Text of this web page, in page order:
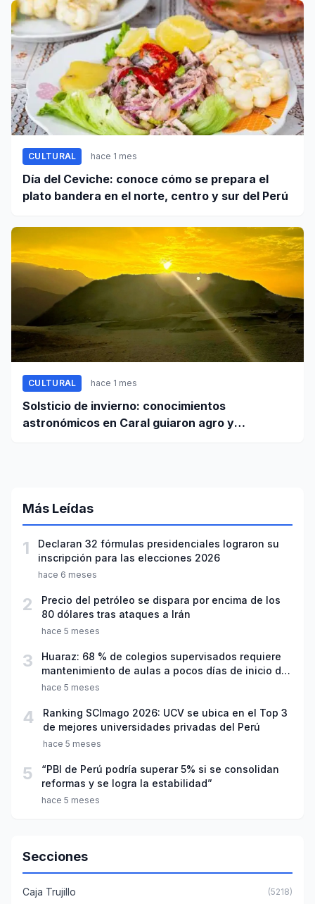
CULTURAL hace 1 mes
Día del Ceviche: conoce cómo se prepara el
plato bandera en el norte, centro y sur del Perú
CULTURAL hace 1 mes
Solsticio de invierno: conocimientos
astronómicos en Caral guiaron agro y
Más Leídas
1
Declaran 32 fórmulas presidenciales lograron su
inscripción para las elecciones 2026
hace 6 meses
2
Precio del petróleo se dispara por encima de los
80 dólares tras ataques a Irán
hace 5 meses
3
Huaraz: 68 % de colegios supervisados requiere
mantenimiento de aulas a pocos días de inicio del
año escolar 2026
hace 5 meses
4
Ranking SCImago 2026: UCV se ubica en el Top 3
de mejores universidades privadas del Perú
hace 5 meses
5
“PBI de Perú podría superar 5% si se consolidan
reformas y se logra la estabilidad”
hace 5 meses
Secciones
Caja Trujillo (5218)